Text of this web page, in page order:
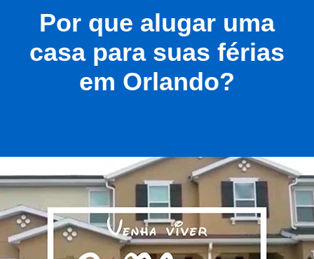
Por que alugar uma
casa para suas férias
em Orlando?